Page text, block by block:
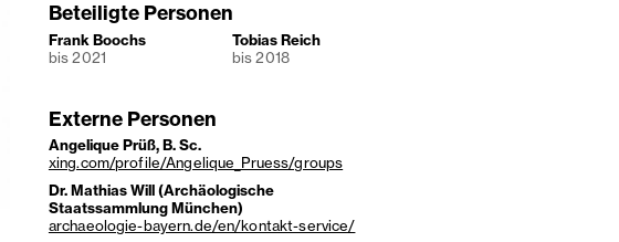
Beteiligte Personen
Frank Boochs
bis 2021
Tobias Reich
bis 2018
Externe Personen
Angelique Prüß, B. Sc.
xing.com/profile/Angelique_Pruess/groups
Dr. Mathias Will (Archäologische
Staatssammlung München)
archaeologie-bayern.de/en/kontakt-service/